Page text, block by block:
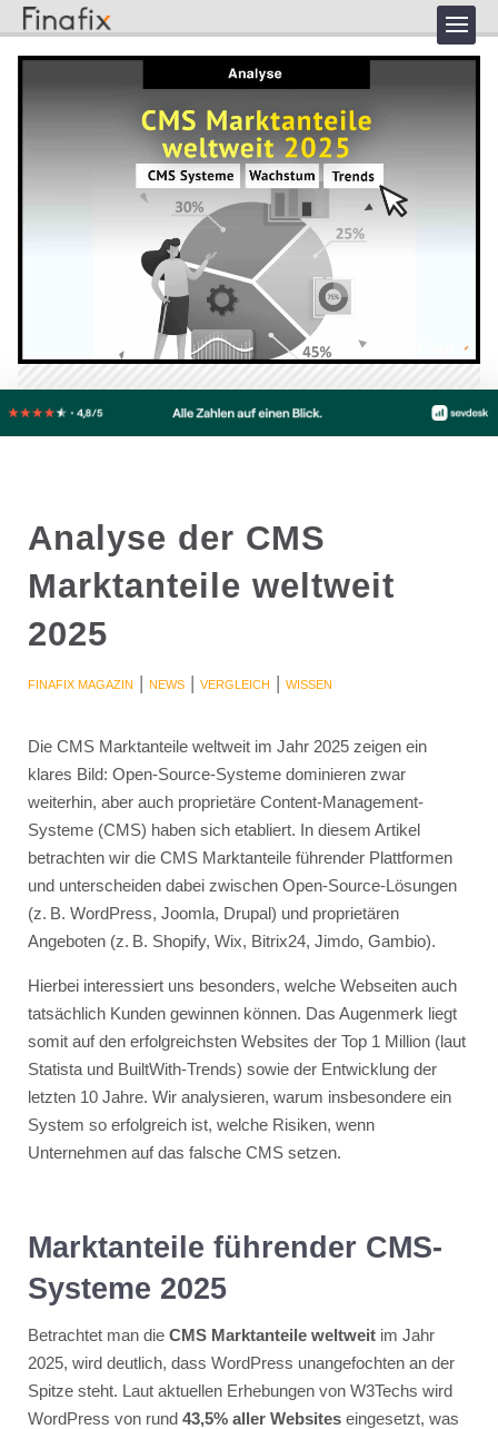
Analyse der CMS
Marktanteile weltweit
2025
FINAFIX MAGAZIN | NEWS| VERGLEICH | WISSEN
Die CMS Marktanteile weltweit im Jahr 2025 zeigen ein
klares Bild: Open-Source-Systeme dominieren zwar
weiterhin, aber auch proprietäre Content-Management-
Systeme (CMS) haben sich etabliert. In diesem Artikel
betrachten wir die CMS Marktanteile führender Plattformen
und unterscheiden dabei zwischen Open-Source-Lösungen
(z. B. WordPress, Joomla, Drupal) und proprietären
Angeboten (z. B. Shopify, Wix, Bitrix24, Jimdo, Gambio).
Hierbei interessiert uns besonders, welche Webseiten auch
tatsächlich Kunden gewinnen können. Das Augenmerk liegt
somit auf den erfolgreichsten Websites der Top 1 Million (laut
Statista und BuiltWith-Trends) sowie der Entwicklung der
letzten 10 Jahre. Wir analysieren, warum insbesondere ein
System so erfolgreich ist, welche Risiken, wenn
Unternehmen auf das falsche CMS setzen.
Marktanteile führender CMS-
Systeme 2025
Betrachtet man die CMS Marktanteile weltweitim Jahr
2025, wird deutlich, dass WordPress unangefochten an der
Spitze steht. Laut aktuellen Erhebungen von W3Techs wird
WordPress von rund 43,5% aller Websiteseingesetzt, was